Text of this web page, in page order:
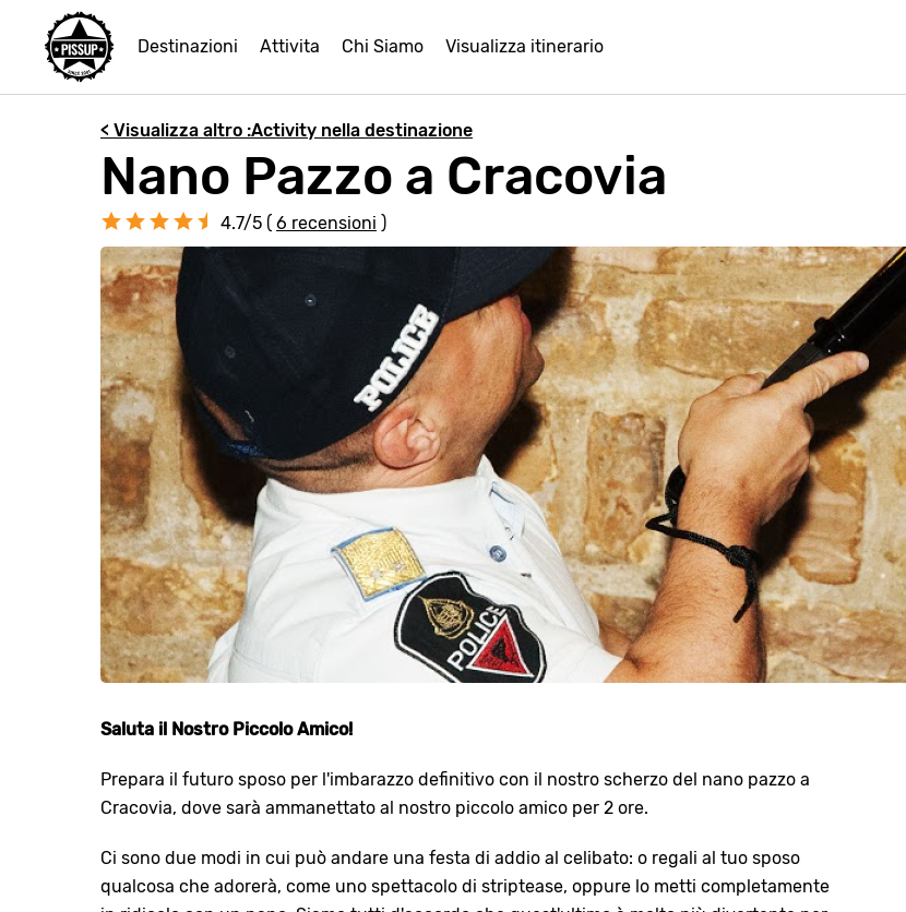
Destinazioni Attivita Chi Siamo Visualizza itinerario
< Visualizza altro :Activity nella destinazione
Nano Pazzo a Cracovia
4.7/5 ( 6 recensioni )
Saluta il Nostro Piccolo Amico!
Prepara il futuro sposo per l'imbarazzo definitivo con il nostro scherzo del nano pazzo a
Cracovia, dove sarà ammanettato al nostro piccolo amico per 2 ore.
Ci sono due modi in cui può andare una festa di addio al celibato: o regali al tuo sposo
qualcosa che adorerà, come uno spettacolo di striptease, oppure lo metti completamente